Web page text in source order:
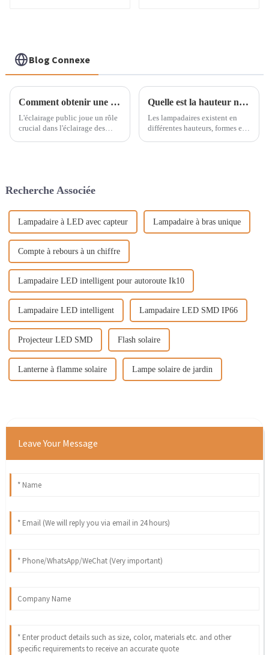
Blog Connexe
Comment obtenir une disposition optimale des lampadaires grâce à des tests ?
L'éclairage public joue un rôle
crucial dans l'éclairage des
approfondis pour optimiser
Quelle est la hauteur normale d'un lampadaire ?
Les lampadaires existent en
différentes hauteurs, formes et
Recherche Associée
Lampadaire à LED avec capteur Lampadaire à bras unique
Compte à rebours à un chiffre
Lampadaire LED intelligent pour autoroute Ik10
Lampadaire LED intelligent Lampadaire LED SMD IP66
Projecteur LED SMD Flash solaire
Lanterne à flamme solaire Lampe solaire de jardin
Leave Your Message